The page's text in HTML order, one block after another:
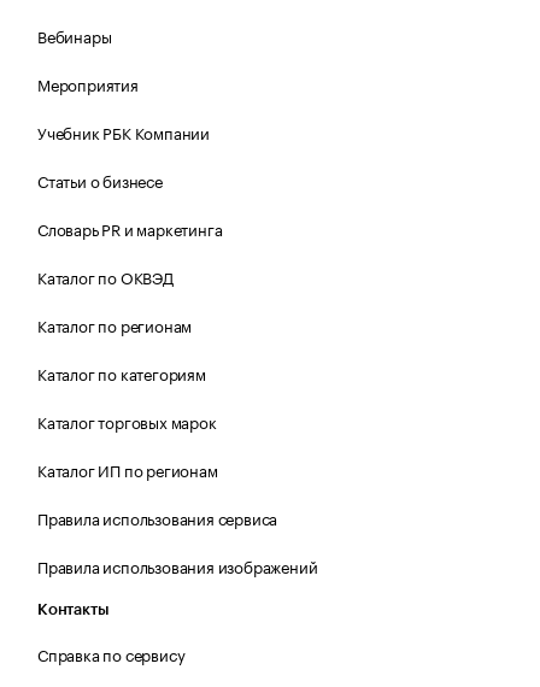
Вебинары
Мероприятия
Учебник РБК Компании
Статьи о бизнесе
Словарь PR и маркетинга
Каталог по ОКВЭД
Каталог по регионам
Каталог по категориям
Каталог торговых марок
Каталог ИП по регионам
Правила использования сервиса
Правила использования изображений
Контакты
Справка по сервису